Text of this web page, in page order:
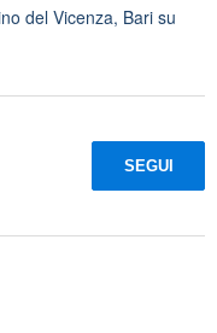
del Vicenza, Bari su
SEGUI